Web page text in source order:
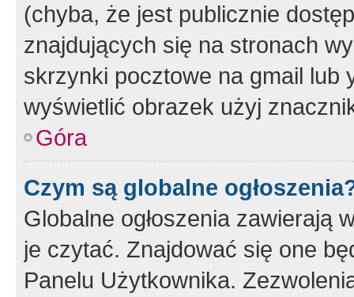
(chyba, że jest publicznie
znajdujących się na stronach
skrzynki pocztowe na gmail lub
wyświetlić obrazek użyj
Góra
Czym są globalne
Globalne ogłoszenia zawierają
je czytać. Znajdować się one
Panelu Użytkownika.